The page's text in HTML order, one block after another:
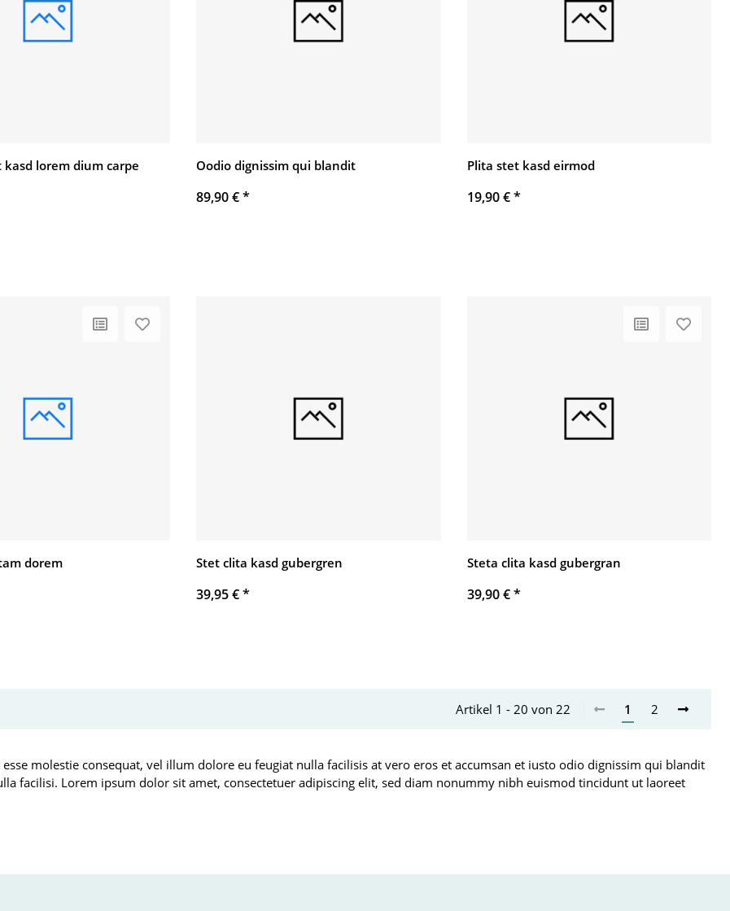
lorem dium carpe Oodio dignissim qui blandit
89,90 €*
Plita stet kasd eirmod
19,90 €*
dorem Stet clita kasd gubergren
39,95 €*
Steta clita kasd gubergran
39,90 €*
Artikel 1 - 20 von 22 1 2
molestie consequat, vel illum dolore eu feugiat nulla facilisis at vero eros et accumsan et iusto odio dignissim qui blandit
facilisi. Lorem ipsum dolor sit amet, consectetuer adipiscing elit, sed diam nonummy nibh euismod tincidunt ut laoreet